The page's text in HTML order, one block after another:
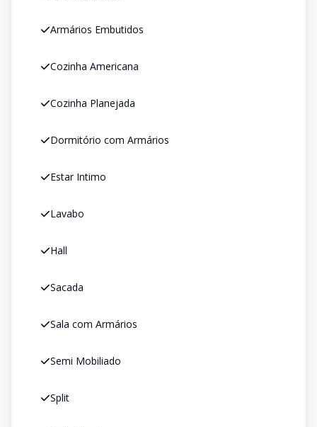
Armários Embutidos
Cozinha Americana
Cozinha Planejada
Dormitório com Armários
Estar Intimo
Lavabo
Hall
Sacada
Sala com Armários
Semi Mobiliado
Split